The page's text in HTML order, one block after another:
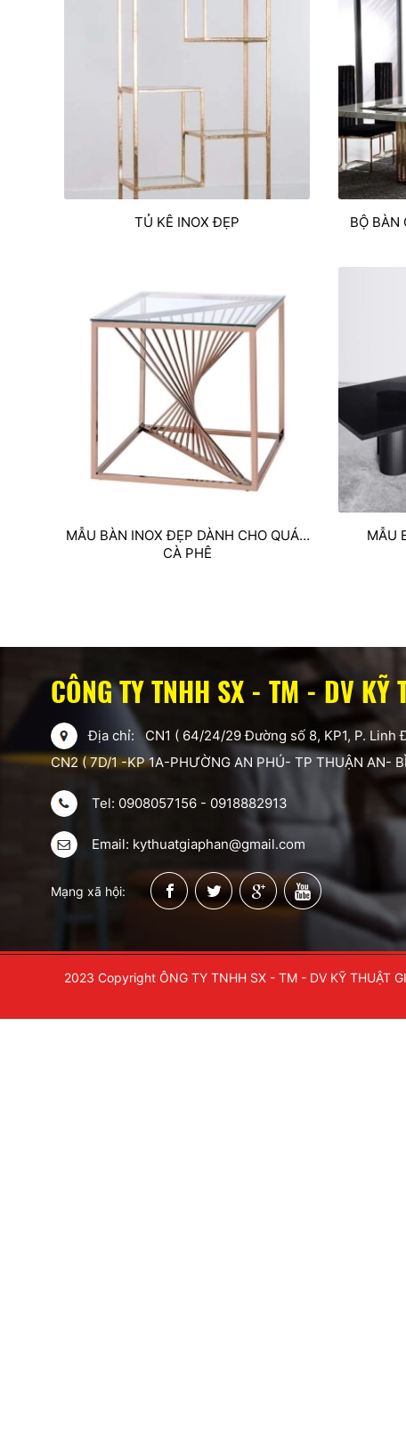
TỦ KÊ INOX ĐẸP
BỘ BÀN
MẪU BÀN INOX ĐẸP DÀNH CHO QUÁN
CÀ PHÊ
MẪU
CÔNG TY TNHH SX - TM - DV KỸ
Địa chỉ: CN1 ( 64/24/29 Đường số 8, KP1, P. Linh
CN2 ( 7D/1 -KP 1A-PHƯỜNG AN PHÚ- TP THUẬN AN-
Tel: 0908057156 - 0918882913
Email: kythuatgiaphan@gmail.com
Mạng xã hội:
2023 Copyright ÔNG TY TNHH SX - TM - DV KỸ THUẬT